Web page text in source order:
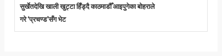
सुर्खेतदेखि खाली खुट्टा हिँड्दै काठमाडौँ आइपुगेका बोहराले
गरे ‘प्रचण्ड’सँग भेट